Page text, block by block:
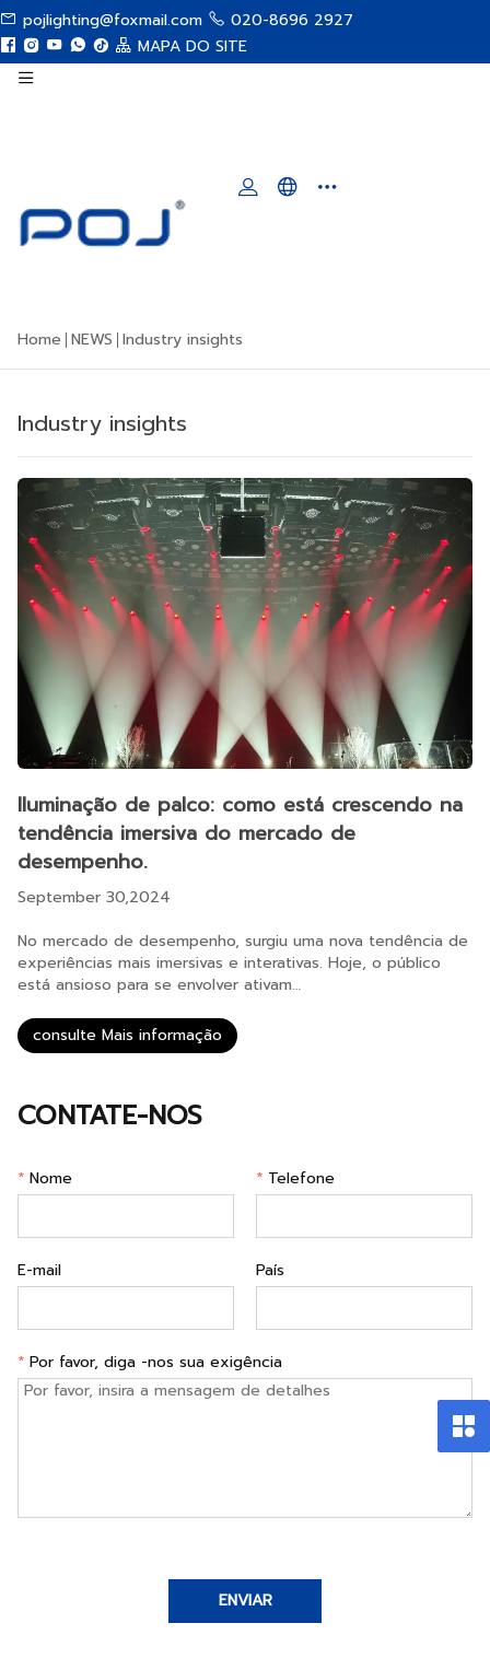
pojlighting@foxmail.com
020-8696 2927
MAPA DO SITE
Home NEWS Industry insights
Industry insights
Iluminação de palco: como está crescendo na
tendência imersiva do mercado de
desempenho.
September 30,2024
No mercado de desempenho, surgiu uma nova tendência de
experiências mais imersivas e interativas. Hoje, o público
está ansioso para se envolver ativam…
consulte Mais informação
CONTATE-NOS
* Nome * Telefone
E-mail País
* Por favor, diga -nos sua exigência
ENVIAR